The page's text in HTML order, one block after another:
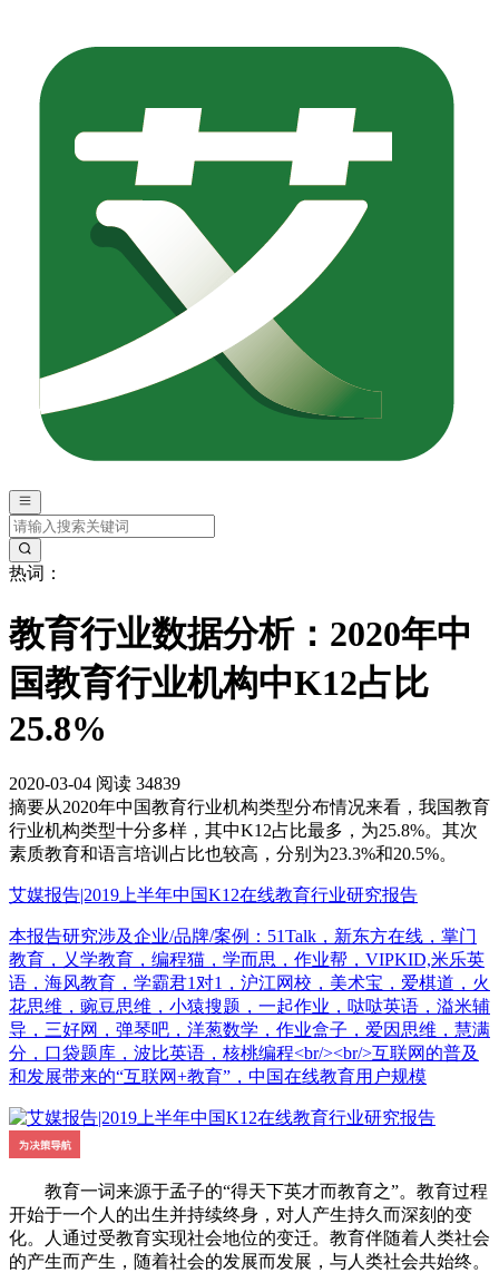
热词：
教育行业数据分析：2020年中
国教育行业机构中K12占比
25.8%
2020-03-04 阅读 34839
摘要从2020年中国教育行业机构类型分布情况来看，我国教育
行业机构类型十分多样，其中K12占比最多，为25.8%。其次
素质教育和语言培训占比也较高，分别为23.3%和20.5%。
艾媒报告|2019上半年中国K12在线教育行业研究报告
本报告研究涉及企业/品牌/案例：51Talk，新东方在线，掌门
教育，乂学教育，编程猫，学而思，作业帮，VIPKID,米乐英
语，海风教育，学霸君1对1，沪江网校，美术宝，爱棋道，火
花思维，豌豆思维，小猿搜题，一起作业，哒哒英语，溢米辅
导，三好网，弹琴吧，洋葱数学，作业盒子，爱因思维，慧满
分，口袋题库，波比英语，核桃编程<br/><br/>互联网的普及
和发展带来的“互联网+教育”，中国在线教育用户规模
教育一词来源于孟子的“得天下英才而教育之”。教育过程
开始于一个人的出生并持续终身，对人产生持久而深刻的变
化。人通过受教育实现社会地位的变迁。教育伴随着人类社会
的产生而产生，随着社会的发展而发展，与人类社会共始终。